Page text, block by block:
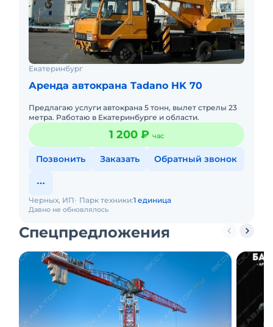
Екатеринбург
Аренда автокрана Tadano HK 70
Предлагаю услуги автокрана 5 тонн, вылет стрелы 23
метра. Работаю в Екатеринбурге и области.
1 200 ₽ час
Позвонить Заказать Обратный звонок
Давно не обновлялось
Черных, ИП Парк техники:1 единица
Спецпредложения